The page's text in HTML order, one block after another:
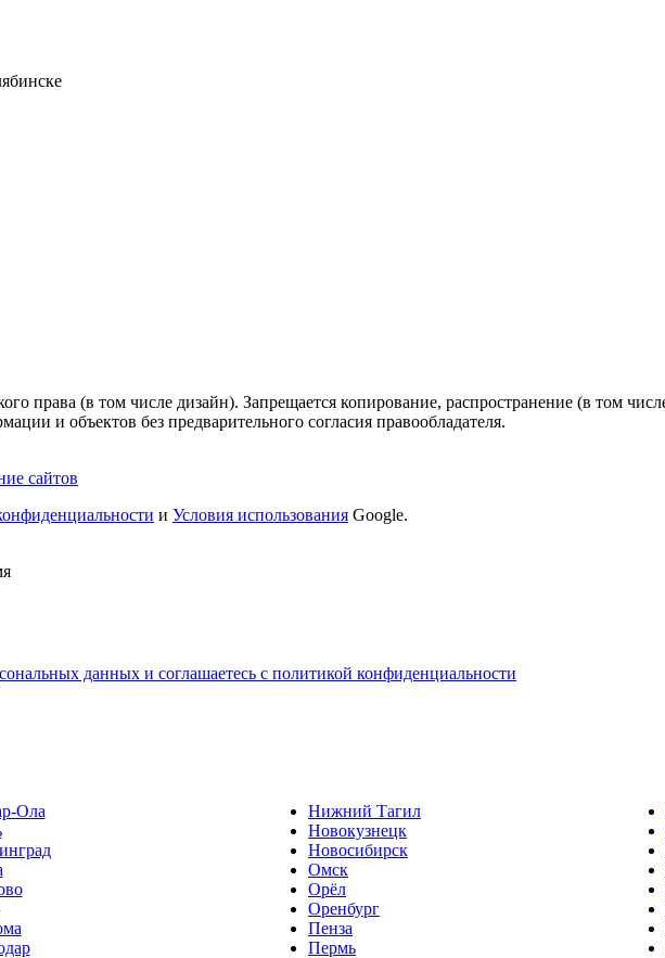
права (в том числе дизайн). Запрещается копирование, распространение (в том
и объектов без предварительного согласия правообладателя.
сайтов
и Условия использования Google.
данных и соглашаетесь с политикой конфиденциальности
Ола
Нижний Тагил
Новокузнецк
Новосибирск
Омск
Орёл
Оренбург
Пенза
Пермь